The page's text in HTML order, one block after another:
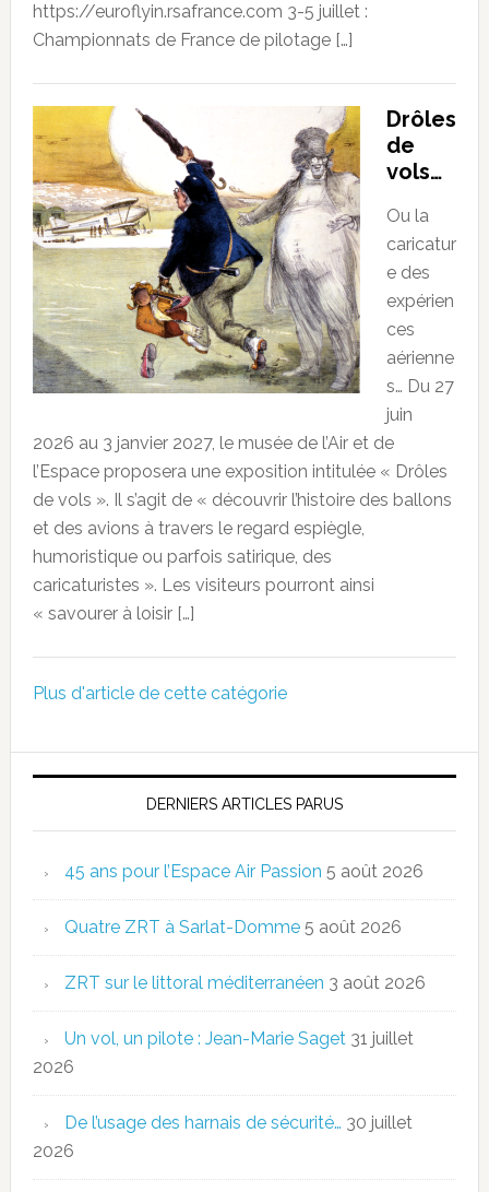
https://euroflyin.rsafrance.com 3-5 juillet :
Championnats de France de pilotage […]
Drôles
de
vols…
Ou la
caricatur
e des
expérien
ces
aérienne
s… Du 27
juin
2026 au 3 janvier 2027, le musée de l’Air et de
l’Espace proposera une exposition intitulée « Drôles
de vols ». Il s’agit de « découvrir l’histoire des ballons
et des avions à travers le regard espiègle,
humoristique ou parfois satirique, des
caricaturistes ». Les visiteurs pourront ainsi
« savourer à loisir […]
Plus d'article de cette catégorie
DERNIERS ARTICLES PARUS
45 ans pour l’Espace Air Passion 5 août 2026
Quatre ZRT à Sarlat-Domme 5 août 2026
ZRT sur le littoral méditerranéen 3 août 2026
Un vol, un pilote : Jean-Marie Saget 31 juillet
2026
De l’usage des harnais de sécurité… 30 juillet
2026